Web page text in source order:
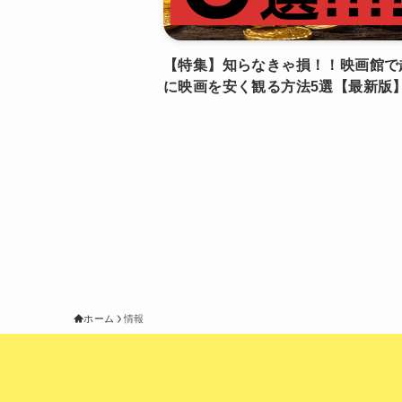
【特集】知らなきゃ損！！映画館
に映画を安く観る方法5選【最新版
ホーム 情報